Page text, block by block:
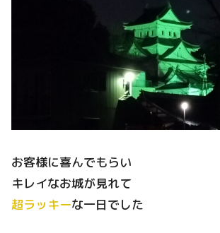
お客様に喜んでもらい
キレイなお城が見れて
超ラッキーな一日でした